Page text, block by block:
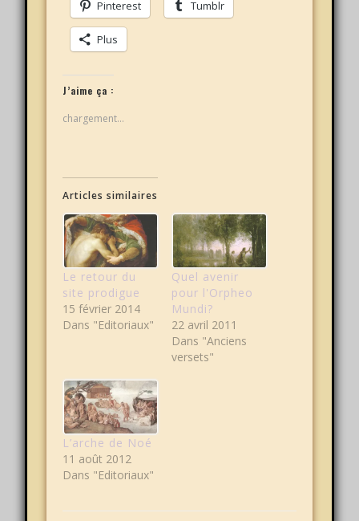
Pinterest Tumblr
Plus
J’aime ça :
chargement…
Articles similaires
Le retour du
site prodigue
15 février 2014
Dans "Editoriaux"
Quel avenir
pour l'Orpheo
Mundi?
22 avril 2011
Dans "Anciens
versets"
L’arche de Noé
11 août 2012
Dans "Editoriaux"